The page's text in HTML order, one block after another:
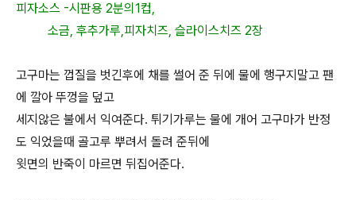
피자소스 -시판용 2분의1컵,
소금, 후추가루,피자치즈, 슬라이스치즈 2장
고구마는 껍질을 벗긴후에 채를 썰어 준 뒤에 물에 행구지말고 팬
에 깔아 뚜껑을 덮고
세지않은 불에서 익여준다. 튀기가루는 물에 개어 고구마가 반정
도 익었을때 골고루 뿌려서 돌려 준뒤에
윗면의 반죽이 마르면 뒤집어준다.